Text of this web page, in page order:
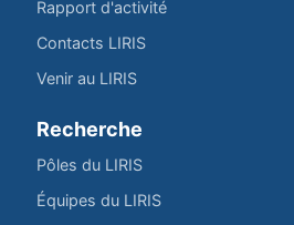
Rapport d'activité
Contacts LIRIS
Venir au LIRIS
Recherche
Pôles du LIRIS
Équipes du LIRIS